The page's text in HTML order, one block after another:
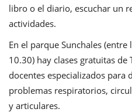
libro o el diario, escuchar un
actividades.
En el parque Sunchales (entre
10.30) hay clases gratuitas de
docentes especializados para
problemas respiratorios,
y articulares.